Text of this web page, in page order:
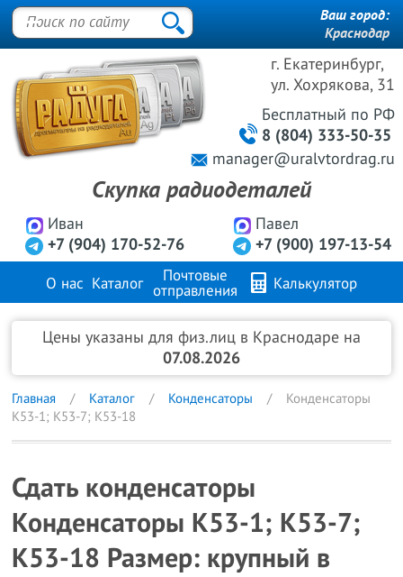
г. Екатеринбург,
ул. Хохрякова, 31
Иван
+7 (904) 170-52-76
Павел
+7 (900) 197-13-54
Бесплатный по РФ
8 (804) 333-50-35
manager@uralvtordrag.ru
Скупка радиодеталей
Ваш город:
Краснодар
О нас Каталог
Почтовые
отправления
Калькулятор
Продажа металлов Контакты
Цены указаны для физ.лиц в Краснодаре на
07.08.2026
Главная Каталог Конденсаторы
Конденсаторы
К53-1; К53-7; К53-18
Сдать конденсаторы
Конденсаторы К53-1; К53-7;
К53-18 Размер: крупный в